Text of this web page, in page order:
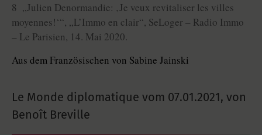
8 „Julien Denormandie: ‚Je veux revitaliser les villes
mo­yennes!‘“, „L’Immo en clair“, SeLoger – Radio Immo
– Le Parisien, 14. Mai 2020.
Aus dem Französischen von Sabine Jainski
Le Monde diplomatique vom 07.01.2021, von
Benoît Breville